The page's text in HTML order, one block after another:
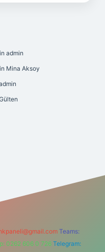
admin
Mina Aksoy
Teams:
0262 606 0 726 Telegram: